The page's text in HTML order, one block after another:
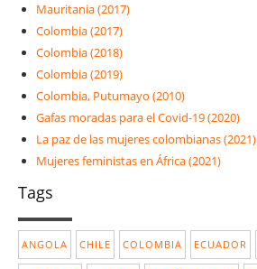
Mauritania (2017)
Colombia (2017)
Colombia (2018)
Colombia (2019)
Colombia, Putumayo (2010)
Gafas moradas para el Covid-19 (2020)
La paz de las mujeres colombianas (2021)
Mujeres feministas en África (2021)
Tags
ANGOLA CHILE COLOMBIA ECUADOR